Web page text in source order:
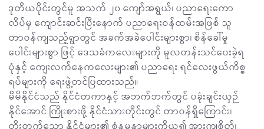
ဒုတိယပိုင်းတွင်မူ အသက် ၂၀ ကျော်အရွယ်၊ ပညာရေးကော
လိပ်မှ ကျောင်းဆင်းပြီးနောက် ပညာရေးဝန်ထမ်းအဖြစ် သူ
တာဝန်ကျသည့်ရွာတွင် အခက်အခဲပေါင်းများစွာ၊ စိန်ခေါ်မှု
ပေါင်းများစွာ ဖြင့် ဒေသခံကလေးများကို မူလတန်းသင်ပေးခဲ့ရ
ပုံနှင့် ကျေးလက်နေကလေးများ၏ ပညာရေး ရင်လေးဖွယ်ကိစ္စ
ရပ်များကို ရေးဖွဲ့တင်ပြထားသည်။
မိမိနိုင်ငံသည် နိုင်ငံတကာနှင့် အဘက်ဘက်တွင် ပခုံးချင်းယှဉ်
နိုင်အောင် ကြိုးစားဖို့ နိုင်ငံသားတိုင်းတွင် တာဝန်ရှိကြောင်း၊